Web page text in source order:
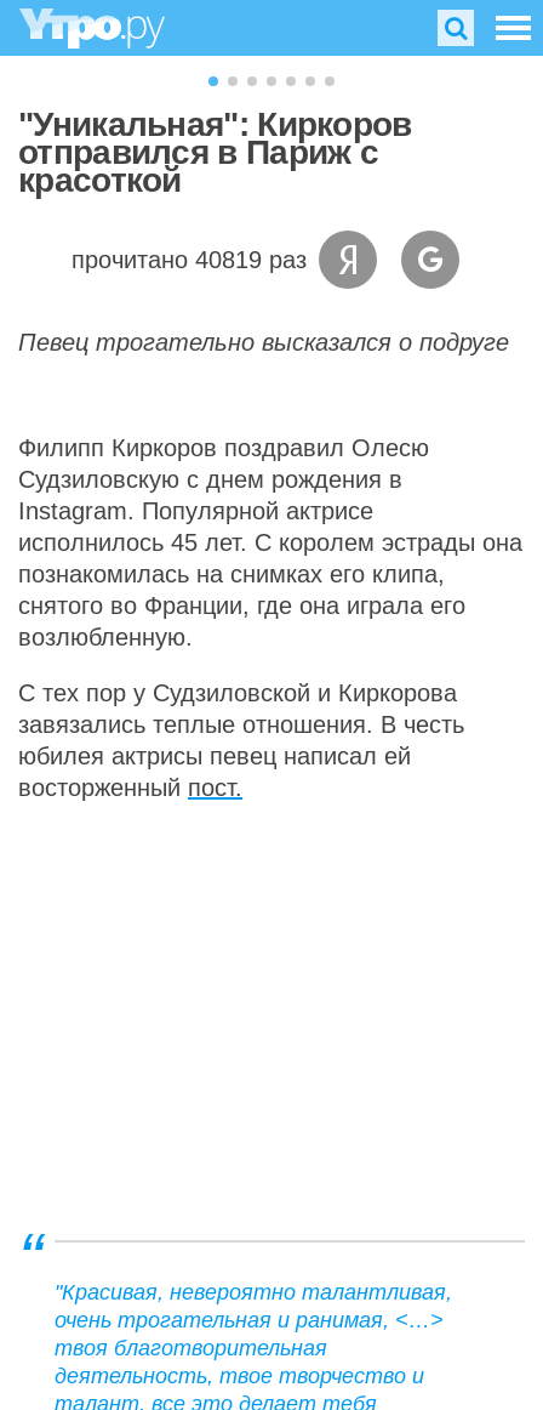
"Уникальная": Киркоров
отправился в Париж с
красоткой
прочитано 40819 раз
Певец трогательно высказался о подруге
Филипп Киркоров поздравил Олесю
Судзиловскую с днем рождения в
Instagram. Популярной актрисе
исполнилось 45 лет. С королем эстрады она
познакомилась на снимках его клипа,
снятого во Франции, где она играла его
возлюбленную.
С тех пор у Судзиловской и Киркорова
завязались теплые отношения. В честь
юбилея актрисы певец написал ей
восторженный пост.
"Красивая, невероятно талантливая,
очень трогательная и ранимая, <…>
твоя благотворительная
деятельность, твое творчество и
талант, все это делает тебя